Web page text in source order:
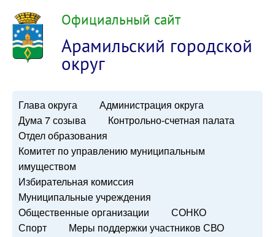
Официальный сайт
Арамильский городской
округ
Глава округа
Администрация округа
Дума 7 созыва
Контрольно-счетная палата
Отдел образования
Комитет по управлению муниципальным
имуществом
Избирательная комиссия
Муниципальные учреждения
Общественные организации
СОНКО
Спорт
Меры поддержки участников СВО